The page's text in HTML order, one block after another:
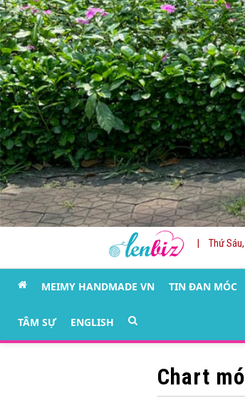
| Thứ
MEIMY HANDMADE VN TIN ĐAN MÓC
TÂM SỰ ENGLISH
Chart